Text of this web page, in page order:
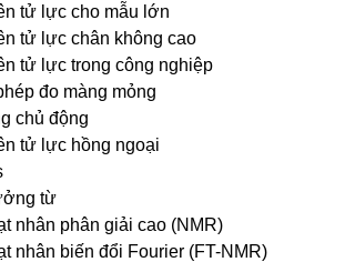
tử lực cho mẫu lớn
tử lực chân không cao
tử lực trong công nghiệp
đo màng mỏng
chủ động
tử lực hồng ngoại
từ
nhân phân giải cao (NMR)
nhân biến đổi Fourier (FT-NMR)